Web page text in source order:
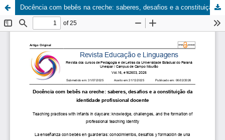
Docência com bebês na creche: saberes, desafios e a constituição da identidade profissional docente